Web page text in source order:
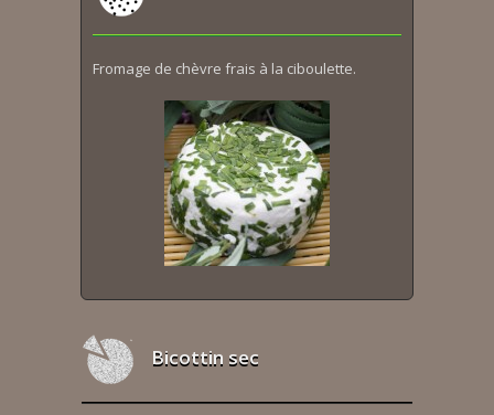
Fromage de chèvre frais à la ciboulette.
Bicottin sec